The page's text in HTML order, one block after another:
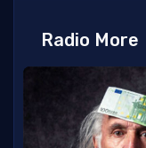
Radio More